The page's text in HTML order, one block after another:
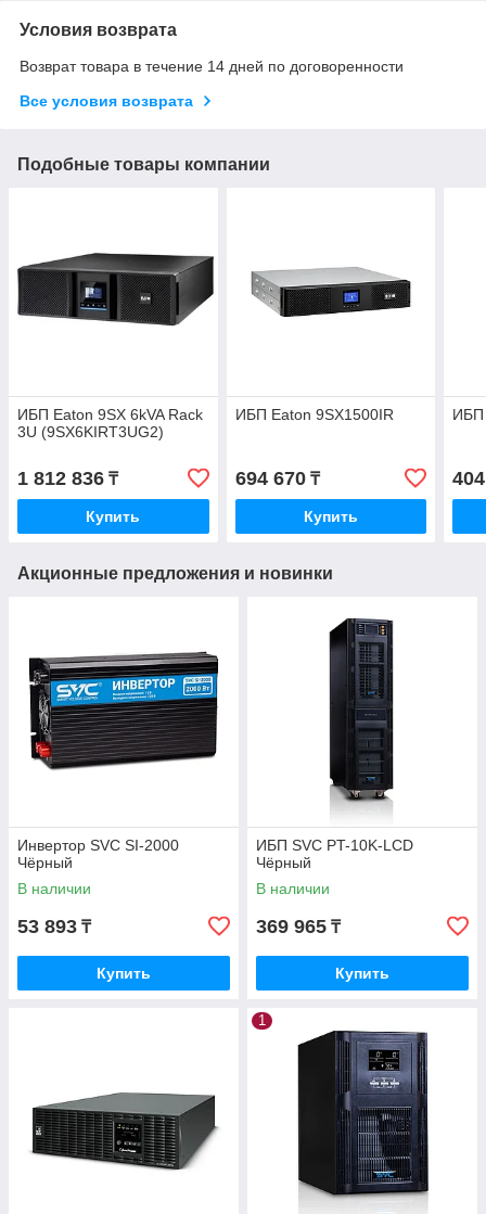
Условия возврата
Возврат товара в течение 14 дней по договоренности
Все условия возврата
Подобные товары компании
ИБП Eaton 9SX 6kVA Rack
3U (9SX6KIRT3UG2)
1 812 836 ₸
Купить
ИБП Eaton 9SX1500IR
694 670₸
Купить
ИБП
Акционные предложения и новинки
Инвертор SVC SI-2000
Чёрный
В наличии
53 893 ₸
Купить
ИБП SVC PT-10K-LCD
Чёрный
В наличии
369 965 ₸
Купить
1